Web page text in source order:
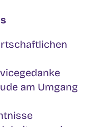
am Umgang